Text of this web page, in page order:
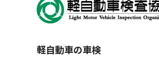
軽自動車の車検